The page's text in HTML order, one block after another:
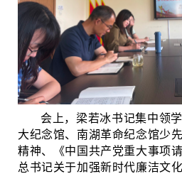
会上，梁若冰书记集中领
大纪念馆、南湖革命纪念馆少
精神、《中国共产党重大事项
总书记关于加强新时代廉洁文